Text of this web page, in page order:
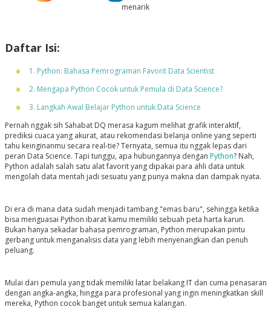
menarik
Daftar Isi:
1. Python: Bahasa Pemrograman Favorit Data Scientist
2. Mengapa Python Cocok untuk Pemula di Data Science?
3. Langkah Awal Belajar Python untuk Data Science
Pernah nggak sih Sahabat DQ merasa kagum melihat grafik interaktif,
prediksi cuaca yang akurat, atau rekomendasi belanja online yang seperti
tahu keinginanmu secara real-tie? Ternyata, semua itu nggak lepas dari
peran Data Science. Tapi tunggu, apa hubungannya dengan Python? Nah,
Python adalah salah satu alat favorit yang dipakai para ahli data untuk
mengolah data mentah jadi sesuatu yang punya makna dan dampak nyata.
Di era di mana data sudah menjadi tambang "emas baru", sehingga ketika
bisa menguasai Python ibarat kamu memiliki sebuah peta harta karun.
Bukan hanya sekadar bahasa pemrograman, Python merupakan pintu
gerbang untuk menganalisis data yang lebih menyenangkan dan penuh
peluang.
Mulai dari pemula yang tidak memiliki latar belakang IT dan cuma penasaran
dengan angka-angka, hingga para profesional yang ingin meningkatkan skill
mereka, Python cocok banget untuk semua kalangan.